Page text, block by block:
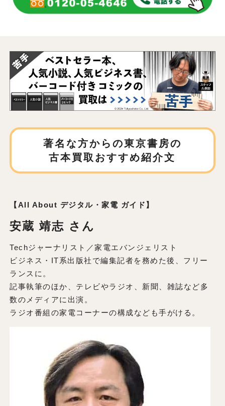
著名な方からの東京書房の
古本買取おすすめ紹介文
【All About デジタル・家電 ガイド】
安蔵 靖志 さん
Techジャーナリスト／家電エバンジェリスト
ビジネス・IT系出版社で編集記者を務めた後、フリー
ランスに。
記事執筆のほか、テレビやラジオ、新聞、雑誌など多
数のメディアに出演。
ラジオ番組の家電コーナーの構成なども手がける。